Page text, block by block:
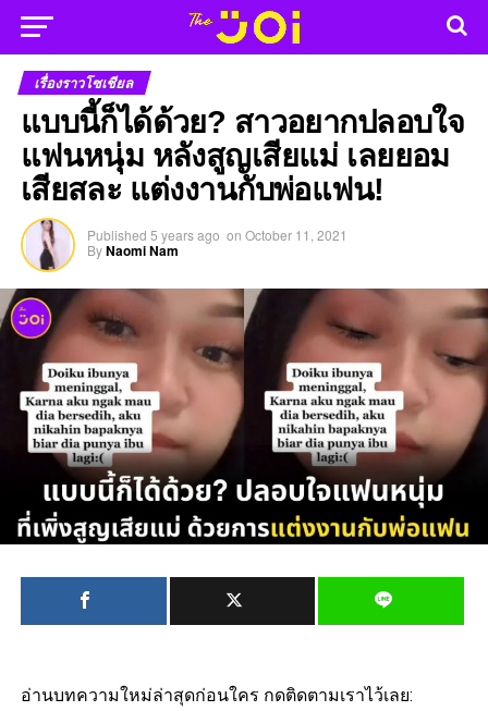
เรื่องราวโซเชียล
แบบนี้ก็ได้ด้วย? สาวอยากปลอบใจ
แฟนหนุ่ม หลังสูญเสียแม่ เลยยอม
เสียสละ แต่งงานกับพ่อแฟน!
Published 5 years ago on October 11, 2021
ByNaomi Nam
อ่านบทความใหม่ล่าสุดก่อนใคร กดติดตามเราไว้เลย: